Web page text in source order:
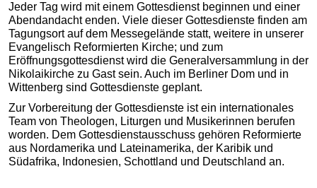
Jeder Tag wird mit einem Gottesdienst beginnen und einer
Abendandacht enden. Viele dieser Gottesdienste finden am
Tagungsort auf dem Messegelände statt, weitere in unserer
Evangelisch Reformierten Kirche; und zum
Eröffnungsgottesdienst wird die Generalversammlung in der
Nikolaikirche zu Gast sein. Auch im Berliner Dom und in
Wittenberg sind Gottesdienste geplant.
Zur Vorbereitung der Gottesdienste ist ein internationales
Team von Theologen, Liturgen und Musikerinnen berufen
worden. Dem Gottesdienstausschuss gehören Reformierte
aus Nordamerika und Lateinamerika, der Karibik und
Südafrika, Indonesien, Schottland und Deutschland an.